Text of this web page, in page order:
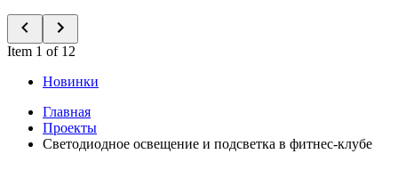
Item 1 of 12
Новинки
Главная
Проекты
Светодиодное освещение и подсветка в фитнес-клубе